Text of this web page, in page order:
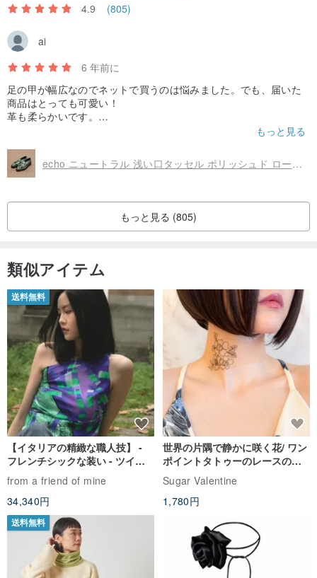
4.9 (805)
ai
6 年前に
足の甲が幅広なのでネットで買うのは悩みました。でも、届いた
商品はとっても可愛い！
革も柔らかいです。
甲が幅広なのでいつもより大きいサイズにしたらぴったりでし
踵のクッションを入れてくれていたので馴染んで緩くなったらそ
れを使います♪
もっと見る
echo ニュートラル 浅い口タッセル ポリッシュド ローファー ec27グリーン
もっと見る (805)
類似アイテム
送料無料
【イタリアの精緻な職人技】 -
フレンチシックな装い - ツイル
プリントシルクスカーフトップ
ス
from a friend of mine
34,340円
世界の片隅で静かに咲く花/ ワン
ポイントタトゥーのレースのチ
ョーカー SV649
Sugar Valentine
1,780円
送料無料